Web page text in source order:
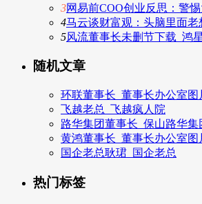
3网易前COO创业反思：警
4马云谈财富观：头脑里面
5风流董事长未删节下载_鸿
随机文章
环联董事长_董事长办公室图
飞越老总_飞越疯人院
路华集团董事长_保山路华集
黄鸿董事长_董事长办公室图
国企老总耿珺_国企老总
热门标签